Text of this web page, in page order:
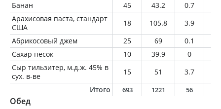
Банан
45 43.2 0.7
Арахисовая паста, стандарт
США
18 105.8 3.9
Абрикосовый джем
25 69 0.1
Сахар песок
10 39.9 0
Сыр тильзитер, м.д.ж. 45% в
сух. в-ве
15 51 3.7
Итого
693 1221 56
Обед